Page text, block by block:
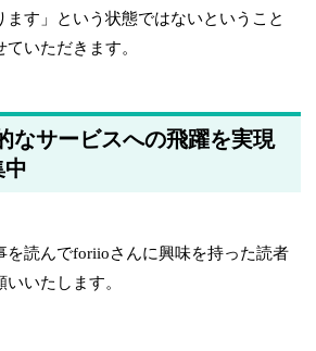
ます」という状態ではないということ
いただきます。
なサービスへの飛躍を実現
中
を読んでforiioさんに興味を持った読者
いたします。